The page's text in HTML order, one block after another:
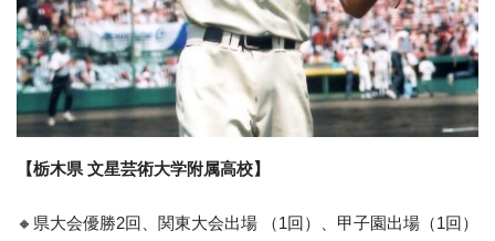
【栃木県 文星芸術大学附属高校】
🔸県大会優勝2回、関東大会出場 （1回）、甲子園出場（1回）